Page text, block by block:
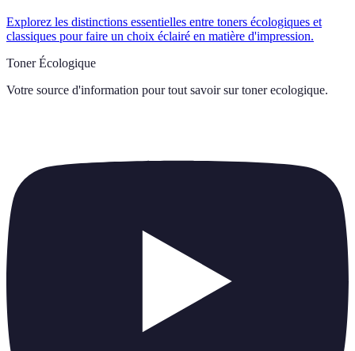
Explorez les distinctions essentielles entre toners écologiques et
classiques pour faire un choix éclairé en matière d'impression.
Toner Écologique
Votre source d'information pour tout savoir sur toner ecologique.